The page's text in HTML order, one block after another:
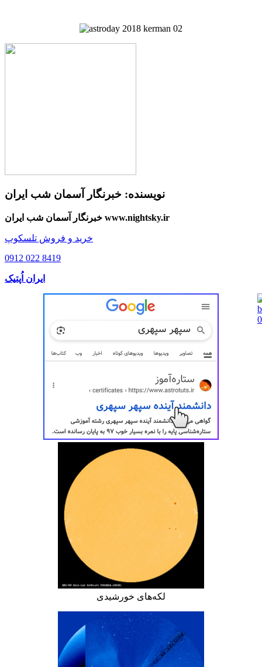
نویسنده: خبرنگار آسمان شب ایران
خبرنگار آسمان شب ایران www.nightsky.ir
خرید و فروش تلسکوپ
0912 022 8419
ایران اُپتیک
لکه‌های خورشیدی